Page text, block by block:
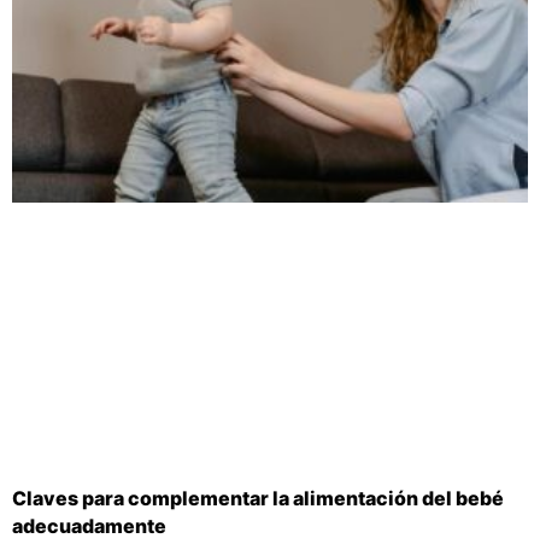
Claves para complementar la alimentación del bebé
adecuadamente